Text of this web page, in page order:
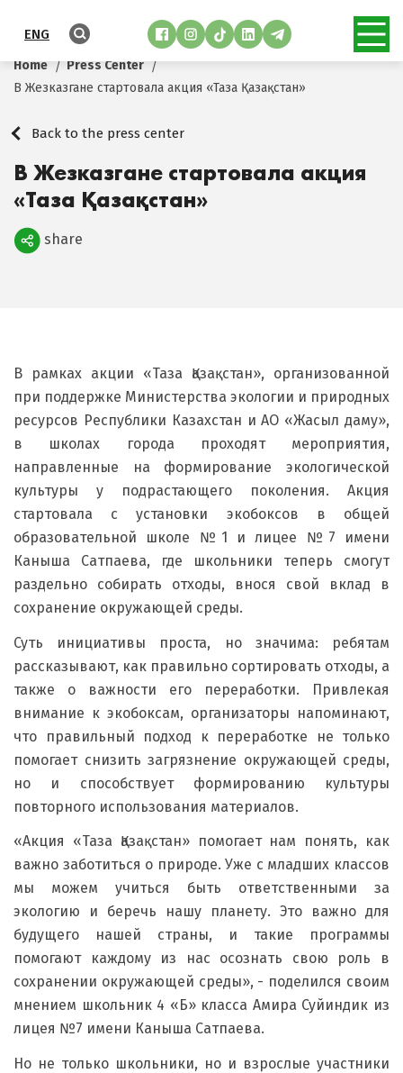
ENG
Home
Press Center
В Жезказгане стартовала акция «Таза Қазақстан»
Back to the press center
В Жезказгане стартовала акция
«Таза Қазақстан»
Поделиться
share
В рамках акции «Таза Қазақстан», организованной
при поддержке Министерства экологии и природных
ресурсов Республики Казахстан и АО «Жасыл даму»,
в школах города проходят мероприятия,
направленные на формирование экологической
культуры у подрастающего поколения. Акция
стартовала с установки экобоксов в общей
образовательной школе №1 и лицее №7 имени
Каныша Сатпаева, где школьники теперь смогут
раздельно собирать отходы, внося свой вклад в
сохранение окружающей среды.
Суть инициативы проста, но значима: ребятам
рассказывают, как правильно сортировать отходы, а
также о важности его переработки. Привлекая
внимание к экобоксам, организаторы напоминают,
что правильный подход к переработке не только
помогает снизить загрязнение окружающей среды,
но и способствует формированию культуры
повторного использования материалов.
«Акция «Таза Қазақстан» помогает нам понять, как
важно заботиться о природе. Уже с младших классов
мы можем учиться быть ответственными за
экологию и беречь нашу планету. Это важно для
будущего нашей страны, и такие программы
помогают каждому из нас осознать свою роль в
сохранении окружающей среды», - поделился своим
мнением школьник 4 «Б» класса Амира Суйиндик из
лицея №7 имени Каныша Сатпаева.
Но не только школьники, но и взрослые участники